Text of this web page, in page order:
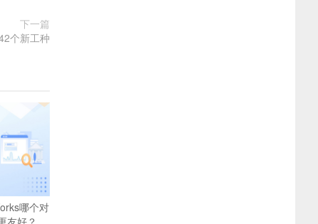
下一篇
个新工种
哪个对
友好？